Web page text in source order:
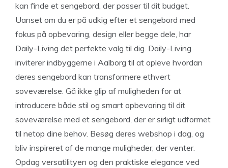
kan finde et sengebord, der passer til dit budget.
Uanset om du er på udkig efter et sengebord med
fokus på opbevaring, design eller begge dele, har
Daily-Living det perfekte valg til dig. Daily-Living
inviterer indbyggerne i Aalborg til at opleve hvordan
deres sengebord kan transformere ethvert
soveværelse. Gå ikke glip af muligheden for at
introducere både stil og smart opbevaring til dit
soveværelse med et sengebord, der er sirligt udformet
til netop dine behov. Besøg deres webshop i dag, og
bliv inspireret af de mange muligheder, der venter.
Opdag versatilityen og den praktiske elegance ved